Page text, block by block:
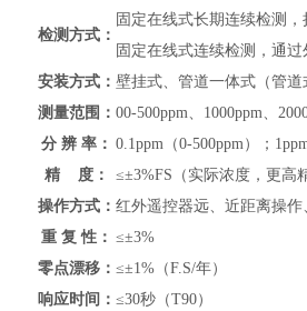
检测方式：
固定在线式长期连续检测，
固定在线式连续检测，通
安装方式： 壁挂式、管道一体式（管道
测量范围： 00-500ppm、1000ppm、
分 辨 率： 0.1ppm（0-500ppm）；
精 度：
≤±3%FS（实际浓度，更高
操作方式： 红外遥控器远、近距离操作
重 复 性： ≤±3%
零点漂移： ≤±1%（F.S/年）
响应时间： ≤30秒（T90）